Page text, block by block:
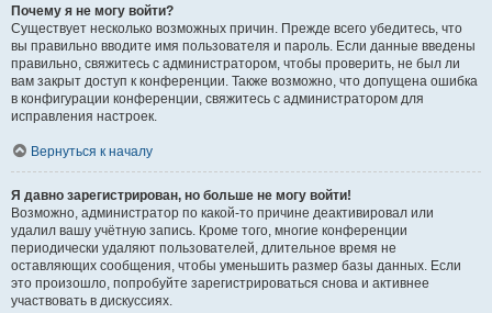
Почему я не могу войти?
Существует несколько возможных причин. Прежде всего убедитесь, что
вы правильно вводите имя пользователя и пароль. Если данные введены
правильно, свяжитесь с администратором, чтобы проверить, не был ли
вам закрыт доступ к конференции. Также возможно, что допущена ошибка
в конфигурации конференции, свяжитесь с администратором для
исправления настроек.
Вернуться к началу
Я давно зарегистрирован, но больше не могу войти!
Возможно, администратор по какой-то причине деактивировал или
удалил вашу учётную запись. Кроме того, многие конференции
периодически удаляют пользователей, длительное время не
оставляющих сообщения, чтобы уменьшить размер базы данных. Если
это произошло, попробуйте зарегистрироваться снова и активнее
участвовать в дискуссиях.